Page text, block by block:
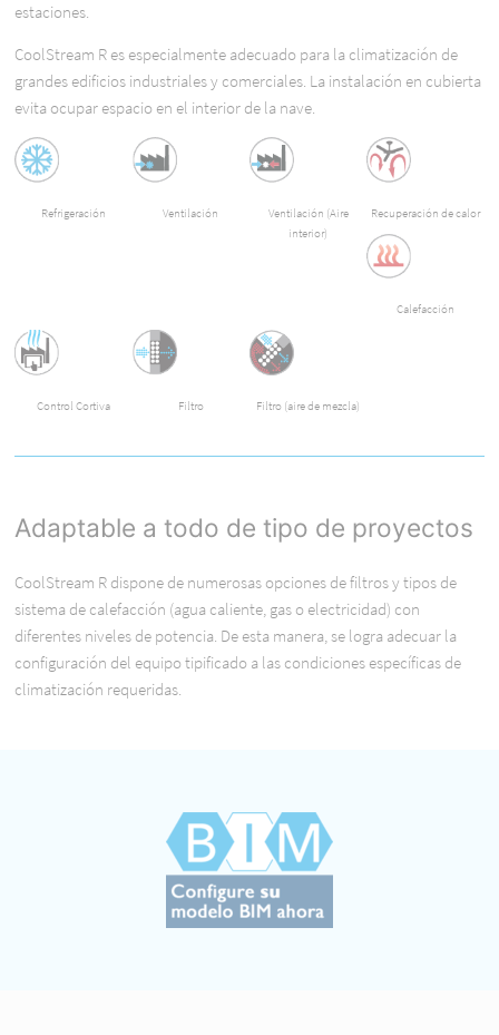
estaciones.
CoolStream R es especialmente adecuado para la climatización de
grandes edificios industriales y comerciales. La instalación en cubierta
evita ocupar espacio en el interior de la nave.
Refrigeración Ventilación
Ventilación (Aire
interior)
Recuperación de calor
Calefacción
Control Cortiva Filtro Filtro (aire de mezcla)
Adaptable a todo de tipo de proyectos
CoolStream R dispone de numerosas opciones de filtros y tipos de
sistema de calefacción (agua caliente, gas o electricidad) con
diferentes niveles de potencia. De esta manera, se logra adecuar la
configuración del equipo tipificado a las condiciones específicas de
climatización requeridas.